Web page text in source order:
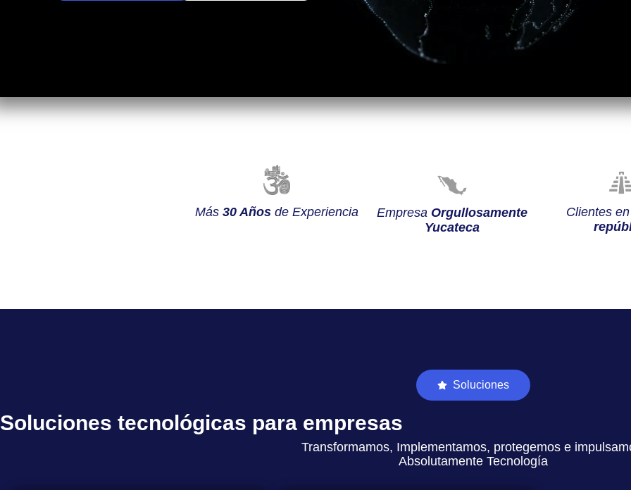
Más 30 Años de Experiencia Empresa Orgullosamente
Yucateca
Clientes
Soluciones
Soluciones tecnológicas para empresas
Transformamos, Implementamos, protegemos e
Absolutamente Tecnología